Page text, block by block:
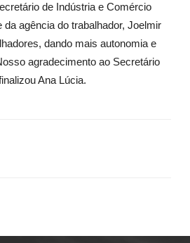
de Indústria e Comércio
agência do trabalhador, Joelmir
dando mais autonomia e
agradecimento ao Secretário
Ana Lúcia.